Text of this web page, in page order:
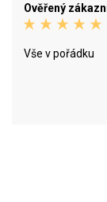
Ověřený
Vše v pořádku